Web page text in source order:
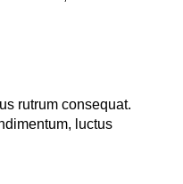
rutrum consequat.
luctus